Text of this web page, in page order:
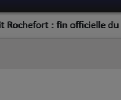
: fin officielle du